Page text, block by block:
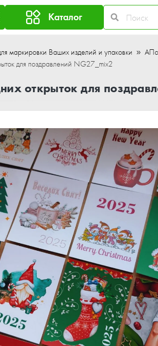
Каталог
маркировки Ваших изделий и упаковки
для поздравлений NG27_mix2
открыток для